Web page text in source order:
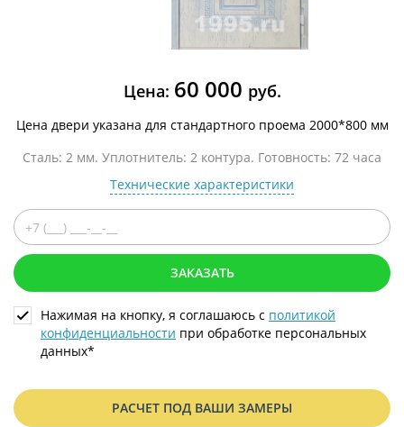
Цена: 60 000 руб.
Цена двери указана для стандартного проема 2000*800 мм
Сталь: 2 мм. Уплотнитель: 2 контура. Готовность: 72 часа
Технические характеристики
ЗАКАЗАТЬ
Нажимая на кнопку, я соглашаюсь с политикой
конфиденциальности при обработке персональных
данных*
РАСЧЕТ ПОД ВАШИ ЗАМЕРЫ